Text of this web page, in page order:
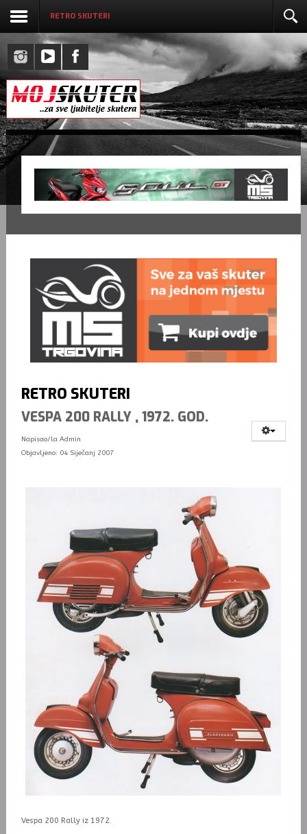
RETRO SKUTERI
RETRO SKUTERI
VESPA 200 RALLY , 1972. GOD.
Napisao/la Admin
Objavljeno: 04 Siječanj 2007
Vespa 200 Rally iz 1972.